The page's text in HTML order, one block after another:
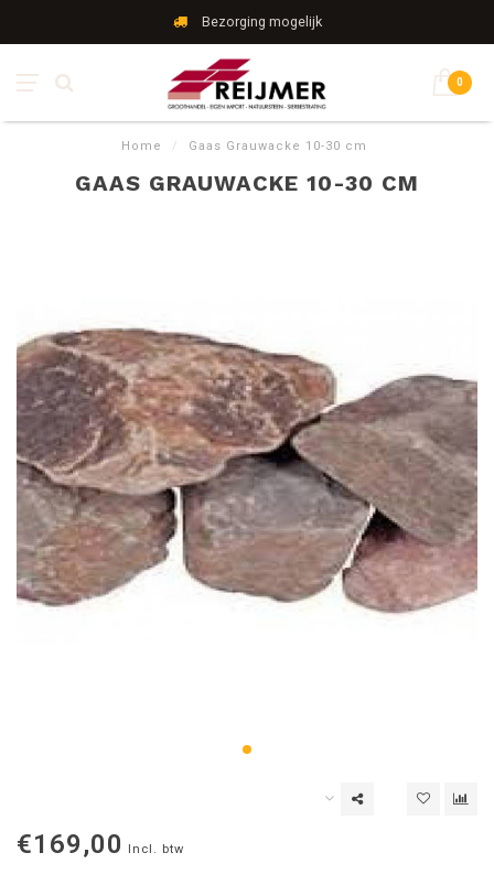
Bezorging mogelijk
0
Home / Gaas Grauwacke 10-30 cm
GAAS GRAUWACKE 10-30 CM
€169,00 Incl. btw